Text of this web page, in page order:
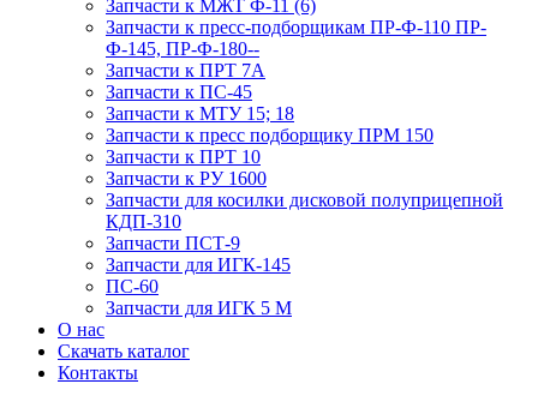
Запчасти к МЖТ Ф-11 (6)
Запчасти к пресс-подборщикам ПР-Ф-110 ПР-
Ф-145, ПР-Ф-180--
Запчасти к ПРТ 7А
Запчасти к ПС-45
Запчасти к МТУ 15; 18
Запчасти к пресс подборщику ПРМ 150
Запчасти к ПРТ 10
Запчасти к РУ 1600
Запчасти для косилки дисковой полуприцепной
КДП-310
Запчасти ПСТ-9
Запчасти для ИГК-145
ПС-60
Запчасти для ИГК 5 М
О нас
Скачать каталог
Контакты